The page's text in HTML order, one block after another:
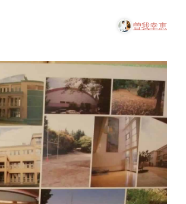
曽我幸恵